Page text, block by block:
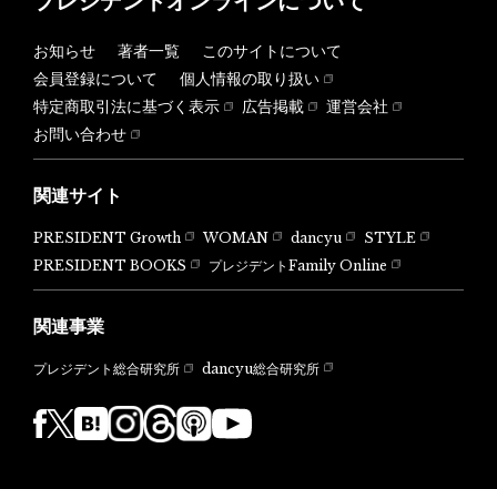
お知らせ 著者一覧
このサイトについて
会員登録について
個人情報の取り扱い
特定商取引法に基づく表示
広告掲載
運営会社
お問い合わせ
関連サイト
PRESIDENT Growth WOMAN dancyu
STYLE
PRESIDENT BOOKS
プレジデントFamily Online
関連事業
プレジデント総合研究所 dancyu総合研究所